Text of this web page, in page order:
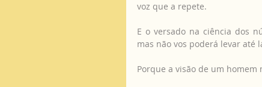
voz que a repete.
E o versado na ciência dos
mas não vos poderá levar até
Porque a visão de um